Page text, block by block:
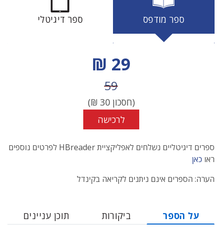
ספר מודפס ספר דיגיטלי
מחיר הנחה
29 ₪
מחיר לפני הנחה
59
(חסכון30
₪)
לרכישה
ספרים דיגיטליים נשלחים לאפליקציית HBreader לפרטים נוספים
ראו כאן
הערה: הספרים אינם ניתנים לקריאה בקינדל
על הספר ביקורות תוכן עניינים